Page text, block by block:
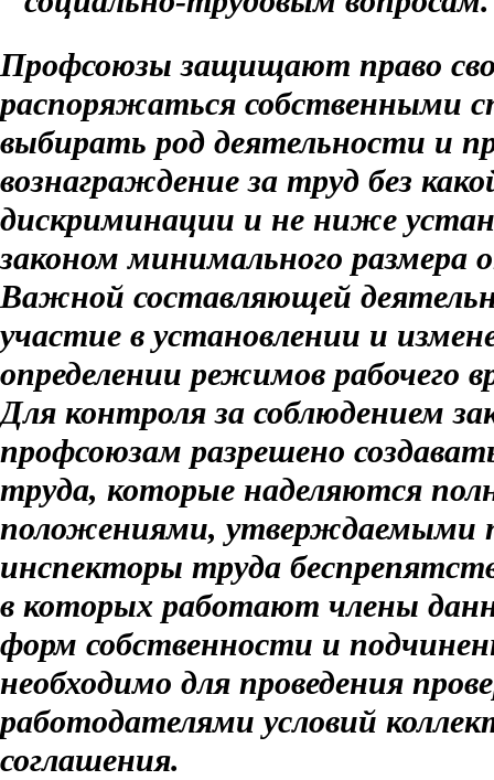
Профсоюзы защищают право
распоряжаться собственными
выбирать род деятельности и
вознаграждение за труд без
дискриминации и не ниже
законом минимального размера
Важной составляющей
участие в установлении и
определении режимов рабочего
Для контроля за соблюдением
профсоюзам разрешено
труда, которые наделяются
положениями, утверждаемыми
инспекторы труда
в которых работают члены
форм собственности и
необходимо для проведения
работодателями условий
соглашения.